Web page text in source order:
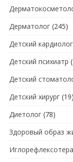
Дерматолог (245)
Детский кардиолог
Детский психиатр
Детский
Детский хирург (19)
Диетолог (78)
Здоровый образ